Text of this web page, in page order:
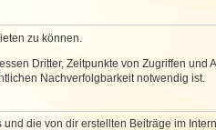
zu können.
Dritter, Zeitpunkte von Zugriffen und
Nachverfolgbarkeit notwendig ist.
die von dir erstellten Beiträge im